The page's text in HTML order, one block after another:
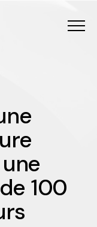
ne
ure
une
de 100
rs